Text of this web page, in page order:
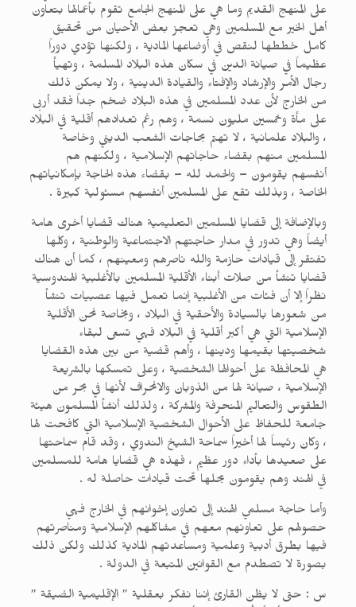
على المنهج القديم وما هي على المنهج الجامع تقوم بأعمالها بتعاون
أهل الخير مع المسلمين وهي تعجز بعض الأحيان من تحقيق
كامل خططها لنقص في أوضاعها المادية ، ولكنها تؤدي دوراً
عظيماً في صيانة الدين في سكان هذه البلاد المسلمة ، وتهيأ
رجال الأمر والإرشاد والإفتاء والقيادة الدينية ، ولا يمكن ذلك
من الخارج لأن عدد المسلمين في هذه البلاد ضخم جداً فقد أربى
على مأة وخمسين مليون نسمة ، وهم رغم تعدادهم أقلية في البلاد
، والبلاد علمانية ، لا تهتم بحاجات الشعب الديني وخاصة
المسلمين منهم بقضاء حاجاتهم الإسلامية ، ولكنهم هم
أنفسهم يقومون – والحمد لله – بقضاء هذه الحاجة بإمكانياتهم
الخاصة ، وبذلك تقع على المسلمين أنفسهم مسئولية كبيرة .
وبالإضافة إلى قضايا المسلمين التعليمية هناك قضايا أخرى هامة
أيضاً وهي تدور في مدار حاجتهم الاجتماعية والوطنية ، وكلها
تفتقر إلى قيادات حازمة والله ناصرهم ومعينهم ، كما أن هناك
قضايا تنشأ من صلات أبناء الأقلية المسلمين بالأغلبية الهندوسية
نظراً إلا أن فئات من الأغلبية إنما تعمل فيها عصبيات تنشأ
من شعورها بالسيادة والأحقية في البلاد ، وبخاصة نحن الأقلية
الإسلامية التي هي أكبر أقلية في البلاد فهي تسعى لبقاء
شخصيتها بقيمها ودينها ، وأهم قضية من بين هذه القضايا
هي المحافظة على أحوالها الشخصية ، وعلى تمسكها بالشريعة
الإسلامية ، صيانة لها من الذوبان والانحراف لأنها في بحر من
الطقوس والتعاليم المنحرفة والمشركة ، ولذلك أنشأ المسلمون هيئة
جامعة للحفاظ على الأحوال الشخصية الإسلامية التي كافحت لها
، وكان رئيساً لها أخيراً سماحة الشيخ الندوي ، وقد قام سماحتها
على صعيدها بأداء دور عظيم ، فهذه هي قضايا هامة للمسلمين
في الهند وهم يقومون بحلها تحت قيادات حاصلة له .
وأما حاجة مسلمي الهند إلى تعاون إخوانهم في الخارج فهي
حصولهم على تعاونهم معهم في مشاكلهم الإسلامية ومناصرتهم
فيها بطرق أدبية وعلمية ومساعدتهم المادية كذلك ولكن ذلك
بصورة لا تصطدم مع القوانين المتبعة في الدولة .
س : حتى لا يظن القارئ إننا نفكر بعقلية ” الإقليمية الضيقة ”